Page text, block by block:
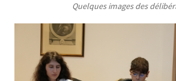
Quelques images des